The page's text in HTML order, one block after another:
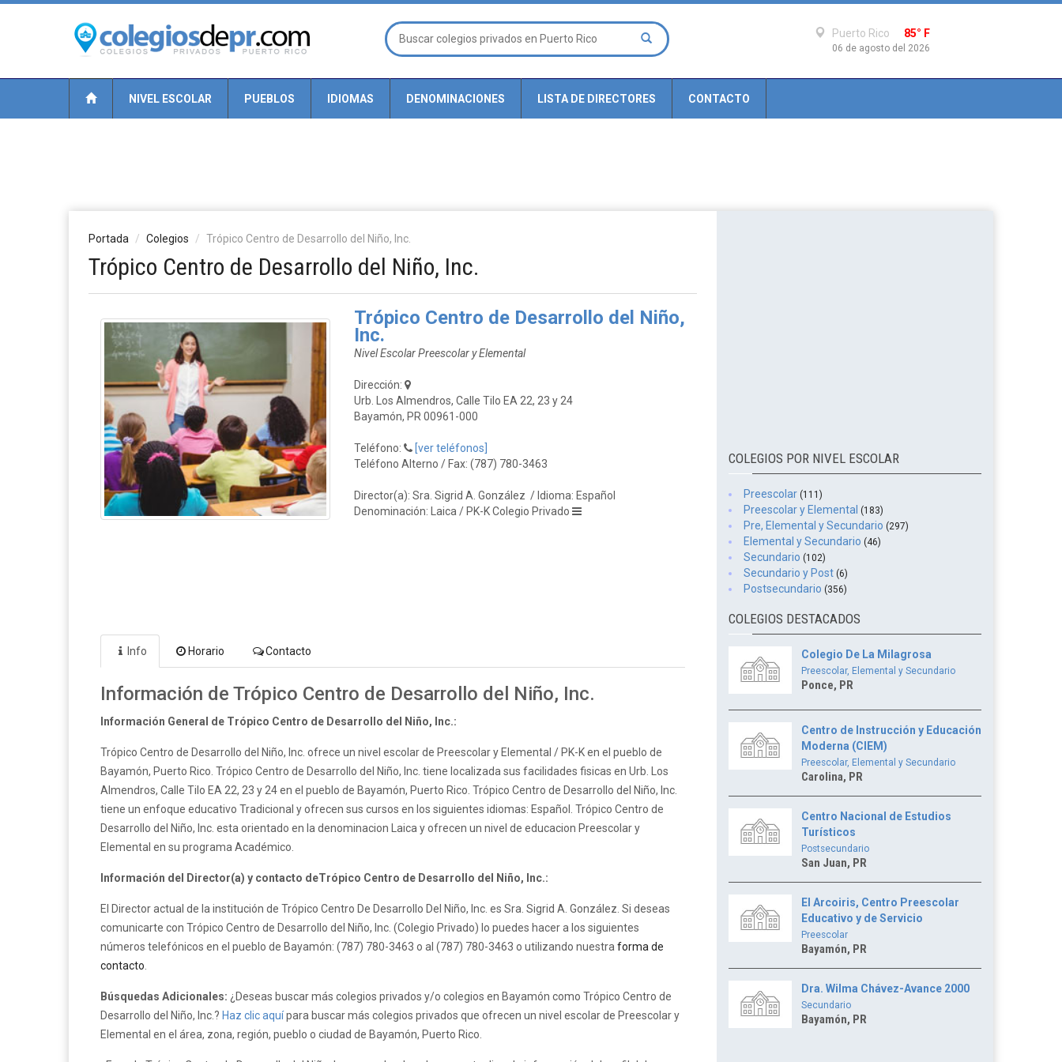
Puerto Rico 85° F
06 de agosto del 2026
NIVEL ESCOLAR PUEBLOS IDIOMAS DENOMINACIONES LISTA DE DIRECTORES CONTACTO
Portada Colegios Trópico Centro de Desarrollo del Niño, Inc.
Trópico Centro de Desarrollo del Niño, Inc.
Trópico Centro de Desarrollo del Niño,
Inc.
Nivel Escolar Preescolar y Elemental
Dirección:
Urb. Los Almendros, Calle Tilo EA 22, 23 y 24
Bayamón, PR 00961-000
Teléfono:
[ver teléfonos]
Teléfono Alterno / Fax: (787) 780-3463
Director(a): Sra. Sigrid A. González / Idioma: Español
Denominación: Laica / PK-K Colegio Privado
Info Horario Contacto
Información de Trópico Centro de Desarrollo del Niño, Inc.
Información General de Trópico Centro de Desarrollo del Niño, Inc.:
Trópico Centro de Desarrollo del Niño, Inc. ofrece un nivel escolar de Preescolar y Elemental / PK-K en el pueblo de
Bayamón, Puerto Rico. Trópico Centro de Desarrollo del Niño, Inc. tiene localizada sus facilidades fisicas en Urb. Los
Almendros, Calle Tilo EA 22, 23 y 24 en el pueblo de Bayamón, Puerto Rico. Trópico Centro de Desarrollo del Niño, Inc.
tiene un enfoque educativo Tradicional y ofrecen sus cursos en los siguientes idiomas: Español. Trópico Centro de
Desarrollo del Niño, Inc. esta orientado en la denominacion Laica y ofrecen un nivel de educacion Preescolar y
Elemental en su programa Académico.
Información del Director(a) y contacto deTrópico Centro de Desarrollo del Niño, Inc.:
El Director actual de la institución de Trópico Centro De Desarrollo Del Niño, Inc. es Sra. Sigrid A. González. Si deseas
comunicarte con Trópico Centro de Desarrollo del Niño, Inc. (Colegio Privado) lo puedes hacer a los siguientes
números telefónicos en el pueblo de Bayamón: (787) 780-3463 o al (787) 780-3463 o utilizando nuestra forma de
contacto
Búsquedas Adicionales: ¿Deseas buscar más colegios privados y/o colegios en Bayamón como Trópico Centro de
Desarrollo del Niño, Inc.? Haz clic aquípara buscar más colegios privados que ofrecen un nivel escolar de Preescolar y
Elemental en el área, zona, región, pueblo o ciudad de Bayamón, Puerto Rico.
COLEGIOS POR NIVEL ESCOLAR
Preescolar (111)
Preescolar y Elemental (183)
Pre, Elemental y Secundario (297)
Elemental y Secundario (46)
Secundario (102)
Secundario y Post (6)
Postsecundario (356)
COLEGIOS DESTACADOS
Colegio De La Milagrosa
Preescolar, Elemental y Secundario
Ponce, PR
Centro de Instrucción y Educación
Moderna (CIEM)
Preescolar, Elemental y Secundario
Carolina, PR
Centro Nacional de Estudios
Turísticos
Postsecundario
San Juan, PR
El Arcoiris, Centro Preescolar
Educativo y de Servicio
Preescolar
Bayamón, PR
Dra. Wilma Chávez-Avance 2000
Secundario
Bayamón, PR